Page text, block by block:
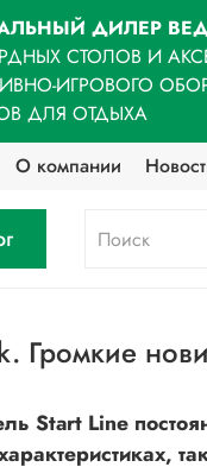
ДИЛЕР
СТОЛОВ И
ИГРОВОГО
ДЛЯ ОТДЫХА
О компании
Громкие
Start Line